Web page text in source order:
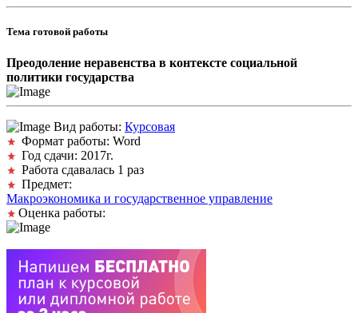
Тема готовой работы
Преодоление неравенства в контексте социальной
политики государства
Вид работы: Курсовая
Формат работы: Word
Год сдачи: 2017г.
Работа сдавалась 1 раз
Предмет:
Макроэкономика и государственное управление
Оценка работы: